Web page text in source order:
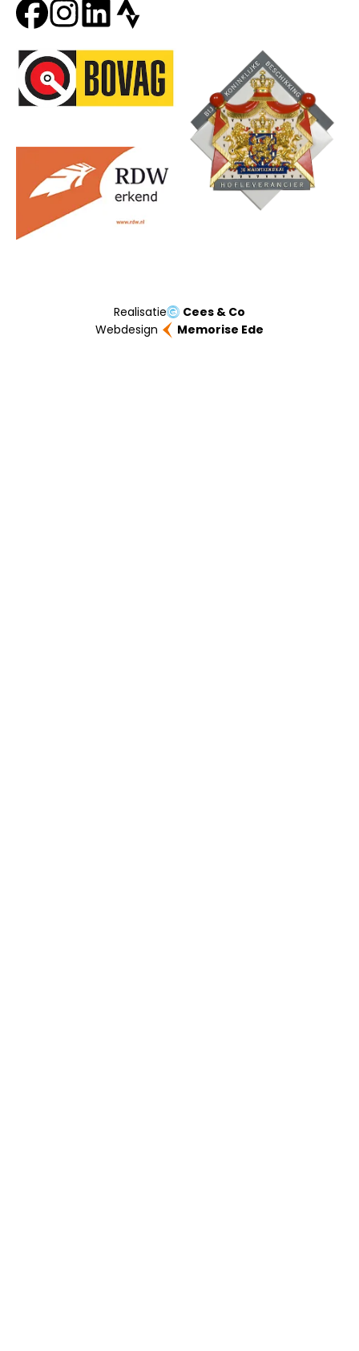
Onze partners
Realisatie
Cees & Co
Webdesign
Memorise Ede